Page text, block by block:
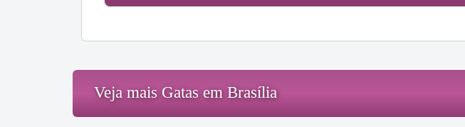
Veja mais Gatas em Brasília